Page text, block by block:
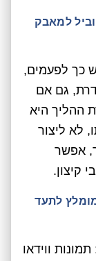
למאבק
כך לפעמים,
גם אם
ההליך היא
לא ליצור
אפשר
קיצון.
לתעד
ווידאו